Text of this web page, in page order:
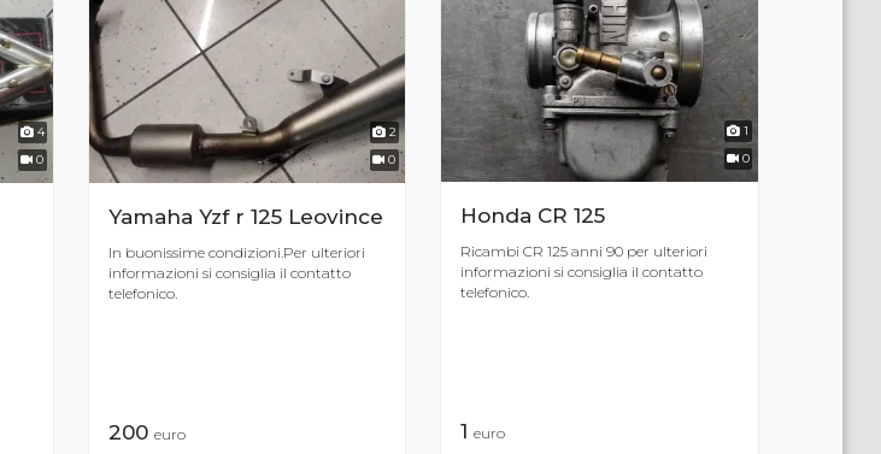
4
0
2
0
Yamaha Yzf r 125 Leovince
In buonissime condizioni.Per ulteriori
informazioni si consiglia il contatto
telefonico.
200 euro
1
0
Honda CR 125
Ricambi CR 125 anni 90 per ulteriori
informazioni si consiglia il contatto
telefonico.
1euro